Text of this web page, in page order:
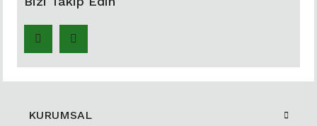
KURUMSAL